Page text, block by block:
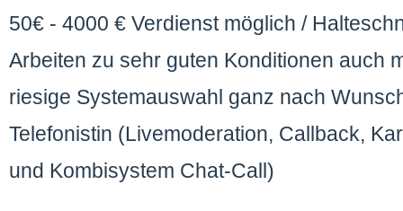
50€ - 4000 € Verdienst möglich /
Arbeiten zu sehr guten Konditionen auch
riesige Systemauswahl ganz nach
Telefonistin (Livemoderation, Callback,
und Kombisystem Chat-Call)